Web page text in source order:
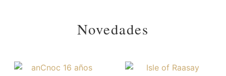
Novedades